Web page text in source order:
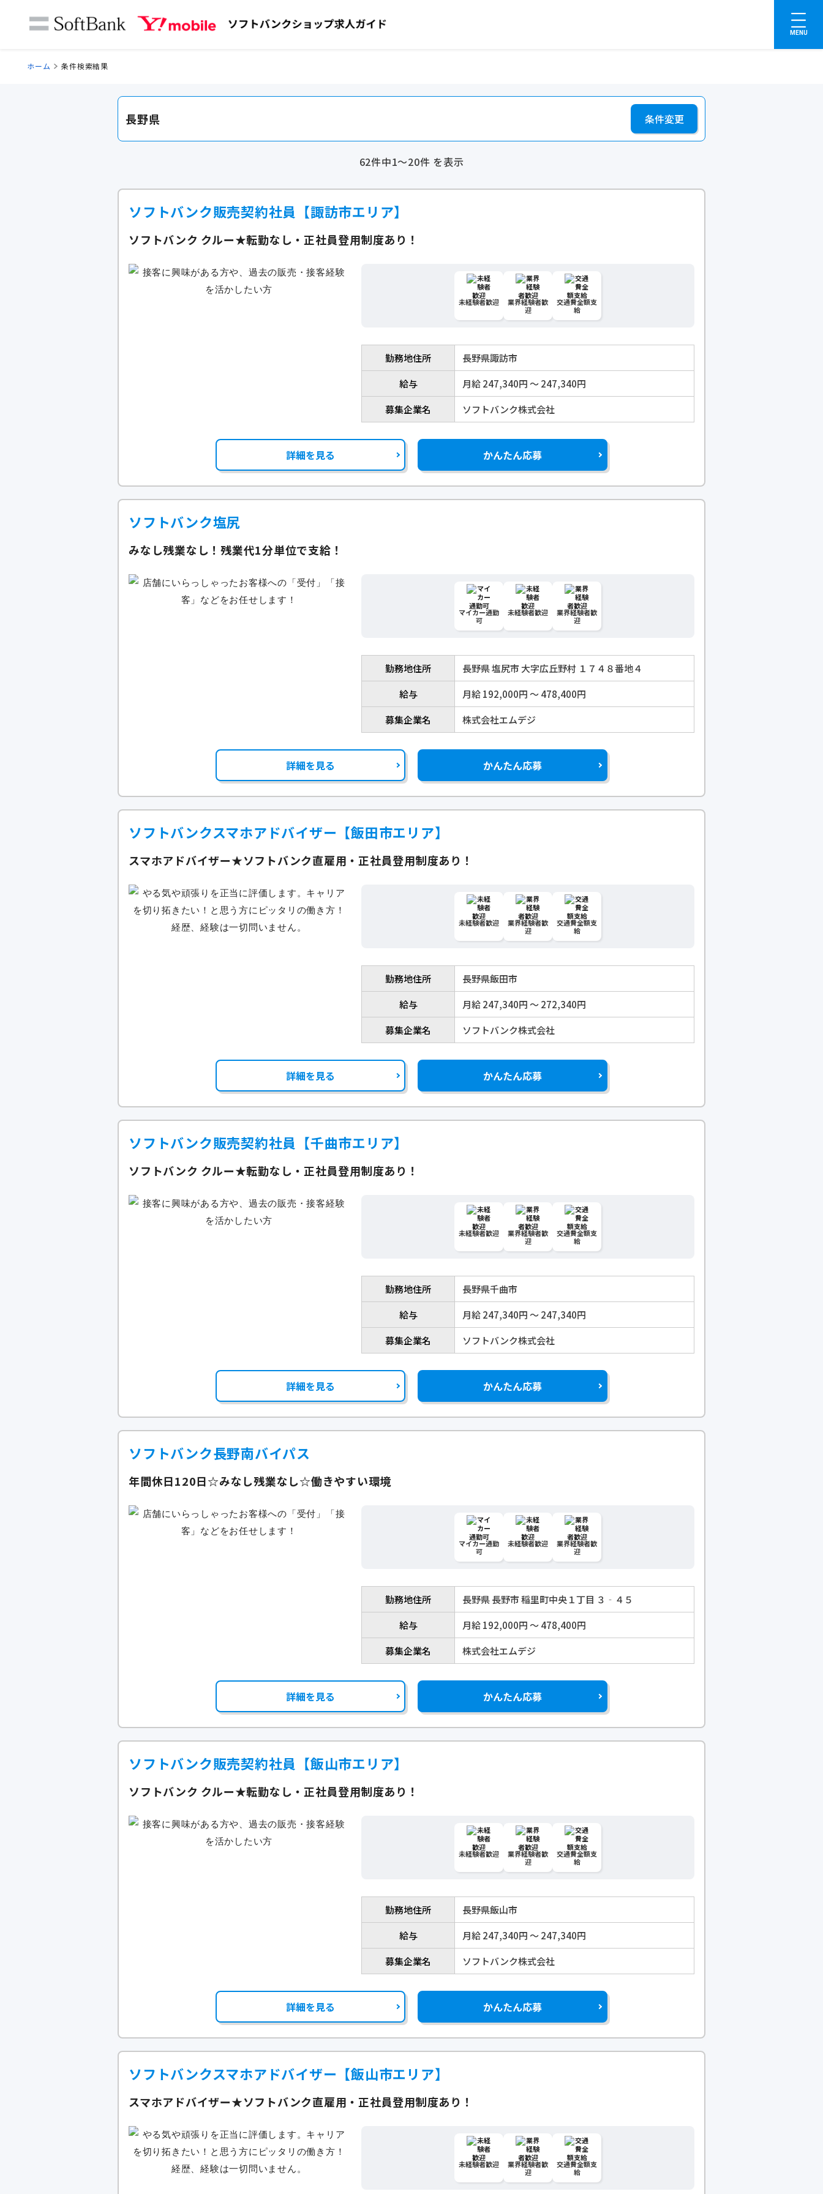
MENU
ホーム 条件検索結果
長野県 条件変更
62件中1～20件 を表示
ソフトバンク販売契約社員【諏訪市エリア】
ソフトバンク クルー★転勤なし・正社員登用制度あり！
未経験者歓迎
業界経験者歓
迎
交通費全額支
給
勤務地住所
長野県諏訪市
給与
月給 247,340円 〜 247,340円
募集企業名
ソフトバンク株式会社
詳細を見る かんたん応募
ソフトバンク塩尻
みなし残業なし！残業代1分単位で支給！
マイカー通勤
可
未経験者歓迎
業界経験者歓
迎
勤務地住所
長野県 塩尻市 大字広丘野村 １７４８番地４
給与
月給 192,000円 〜 478,400円
募集企業名
株式会社エムデジ
詳細を見る かんたん応募
ソフトバンクスマホアドバイザー【飯田市エリア】
スマホアドバイザー★ソフトバンク直雇用・正社員登用制度あり！
未経験者歓迎
業界経験者歓
迎
交通費全額支
給
勤務地住所
長野県飯田市
給与
月給 247,340円 〜 272,340円
募集企業名
ソフトバンク株式会社
詳細を見る かんたん応募
ソフトバンク販売契約社員【千曲市エリア】
ソフトバンク クルー★転勤なし・正社員登用制度あり！
未経験者歓迎
業界経験者歓
迎
交通費全額支
給
勤務地住所
長野県千曲市
給与
月給 247,340円 〜 247,340円
募集企業名
ソフトバンク株式会社
詳細を見る かんたん応募
ソフトバンク長野南バイパス
年間休日120日☆みなし残業なし☆働きやすい環境
マイカー通勤
可
未経験者歓迎
業界経験者歓
迎
勤務地住所
長野県 長野市 稲里町中央１丁目 ３‐４５
給与
月給 192,000円 〜 478,400円
募集企業名
株式会社エムデジ
詳細を見る かんたん応募
ソフトバンク販売契約社員【飯山市エリア】
ソフトバンク クルー★転勤なし・正社員登用制度あり！
未経験者歓迎
業界経験者歓
迎
交通費全額支
給
勤務地住所
長野県飯山市
給与
月給 247,340円 〜 247,340円
募集企業名
ソフトバンク株式会社
詳細を見る かんたん応募
ソフトバンクスマホアドバイザー【飯山市エリア】
スマホアドバイザー★ソフトバンク直雇用・正社員登用制度あり！
未経験者歓迎
業界経験者歓
迎
交通費全額支
給